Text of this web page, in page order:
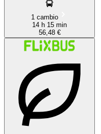
1 cambio
14 h 15 min
56,48 €